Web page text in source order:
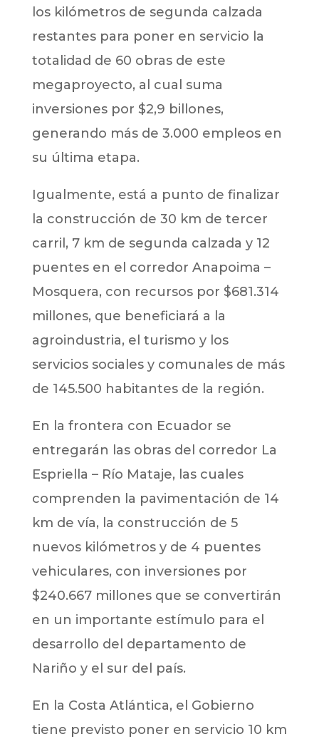
los kilómetros de segunda calzada
restantes para poner en servicio la
totalidad de 60 obras de este
megaproyecto, al cual suma
inversiones por $2,9 billones,
generando más de 3.000 empleos en
su última etapa.
Igualmente, está a punto de finalizar
la construcción de 30 km de tercer
carril, 7 km de segunda calzada y 12
puentes en el corredor Anapoima –
Mosquera, con recursos por $681.314
millones, que beneficiará a la
agroindustria, el turismo y los
servicios sociales y comunales de más
de 145.500 habitantes de la región.
En la frontera con Ecuador se
entregarán las obras del corredor La
Espriella – Río Mataje, las cuales
comprenden la pavimentación de 14
km de vía, la construcción de 5
nuevos kilómetros y de 4 puentes
vehiculares, con inversiones por
$240.667 millones que se convertirán
en un importante estímulo para el
desarrollo del departamento de
Nariño y el sur del país.
En la Costa Atlántica, el Gobierno
tiene previsto poner en servicio 10 km